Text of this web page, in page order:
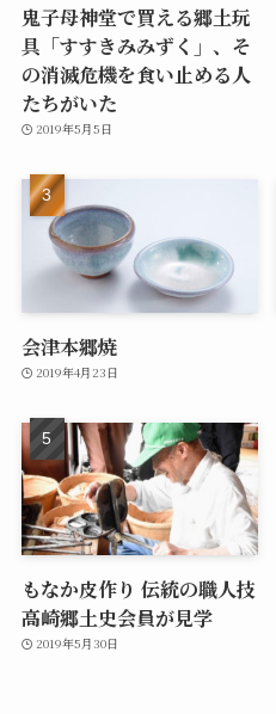
鬼子母神堂で買える郷土玩
具「すすきみみずく」、そ
の消滅危機を食い止める人
たちがいた
2019年5月5日
会津本郷焼
2019年4月23日
もなか皮作り 伝統の職人技
高崎郷土史会員が見学
2019年5月30日